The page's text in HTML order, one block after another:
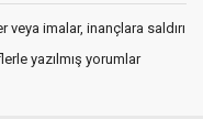
imalar, inançlara saldırı
yazılmış yorumlar